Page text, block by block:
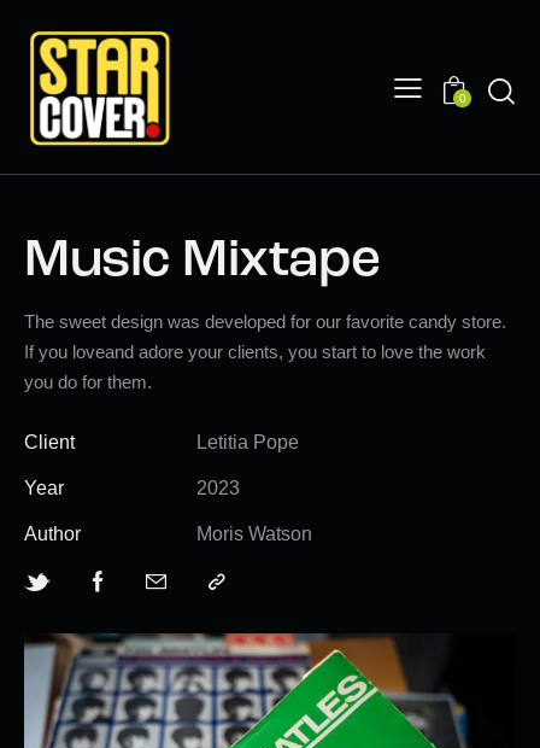
0
Music Mixtape
The sweet design was developed for our favorite candy store.
If you loveand adore your clients, you start to love the work
you do for them.
Client Letitia Pope
Year 2023
Author Moris Watson